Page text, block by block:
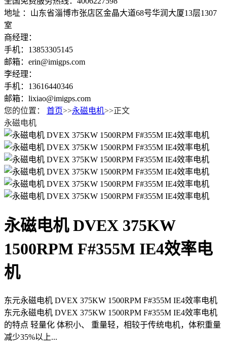
地址 ：山东省淄博市张店区金晶大道68号华润大厦13层1307
室
商经理：
手机：13853305145
邮箱：erin@imigps.com
李经理：
手机：13616440346
邮箱：lixiao@imigps.com
您的位置：
首页>>永磁电机>>正文
永磁电机
永磁电机 DVEX 375KW
1500RPM F#355M IE4效率电
机
东元永磁电机 DVEX 375KW 1500RPM F#355M IE4效率电机
东元永磁电机 DVEX 375KW 1500RPM F#355M IE4效率电机
的特点 轻量化 体积小、 重量轻，相较于传统电机，体积重量
减少35%以上...